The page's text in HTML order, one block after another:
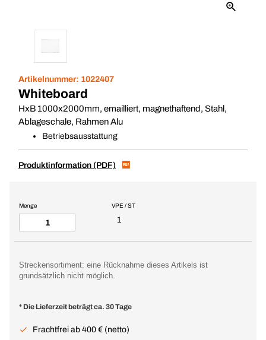
Artikelnummer: 1022407
Whiteboard
HxB 1000x2000mm, emailliert, magnethaftend, Stahl,
Ablageschale, Rahmen Alu
Betriebsausstattung
Produktinformation (PDF)
VPE / ST
1
Menge
Streckensortiment: eine Rücknahme dieses Artikels ist
grundsätzlich nicht möglich.
* Die Lieferzeit beträgt ca. 30 Tage
Frachtfrei ab 400 € (netto)